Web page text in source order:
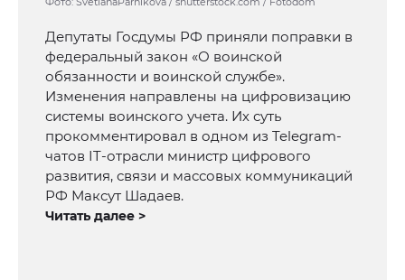
Депутаты Госдумы РФ приняли поправки в
федеральный закон «О воинской
обязанности и воинской службе».
Изменения направлены на цифровизацию
системы воинского учета. Их суть
прокомментировал в одном из Telegram-
чатов IT-отрасли министр цифрового
развития, связи и массовых коммуникаций
РФ Максут Шадаев.
Читать далее >